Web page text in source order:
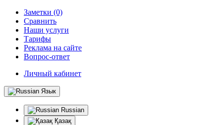
Заметки (0)
Сравнить
Наши услуги
Тарифы
Реклама на сайте
Вопрос-ответ
Личный кабинет
Язык
Russian
Қазақ